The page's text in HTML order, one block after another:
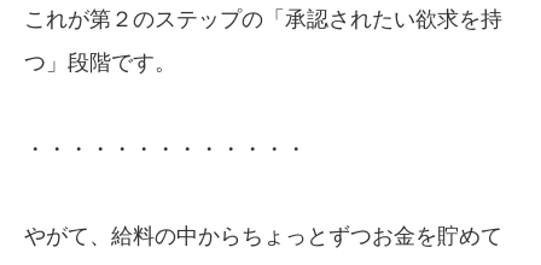
これが第２のステップの「承認されたい欲求を持
つ」段階です。
・・・・・・・・・・・・・
やがて、給料の中からちょっとずつお金を貯めて